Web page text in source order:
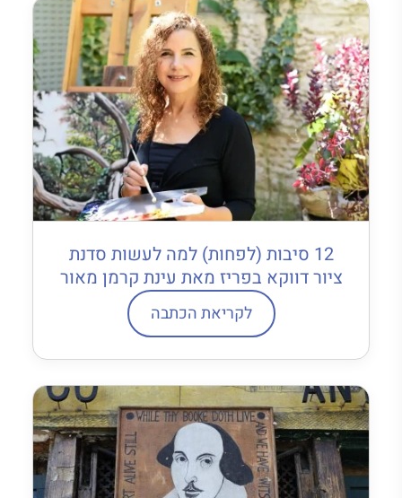
12 סיבות (לפחות) למה לעשות סדנת
ציור דווקא בפריז מאת עינת קרמן מאור
לקריאת הכתבה